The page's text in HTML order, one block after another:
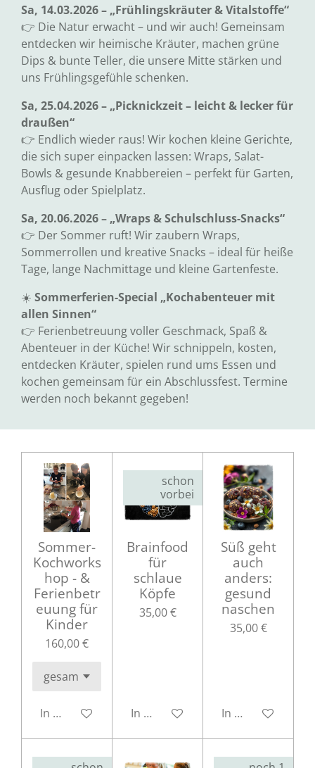
Sa, 14.03.2026 – „Frühlingskräuter & Vitalstoffe“
👉 Die Natur erwacht – und wir auch! Gemeinsam
entdecken wir heimische Kräuter, machen grüne
Dips & bunte Teller, die unsere Mitte stärken und
uns Frühlingsgefühle schenken.
Sa, 25.04.2026 – „Picknickzeit – leicht & lecker für
draußen“
👉 Endlich wieder raus! Wir kochen kleine Gerichte,
die sich super einpacken lassen: Wraps, Salat-
Bowls & gesunde Knabbereien – perfekt für Garten,
Ausflug oder Spielplatz.
Sa, 20.06.2026 – „Wraps & Schulschluss-Snacks“
👉 Der Sommer ruft! Wir zaubern Wraps,
Sommerrollen und kreative Snacks – ideal für heiße
Tage, lange Nachmittage und kleine Gartenfeste.
☀️ Sommerferien-Special „Kochabenteuer mit
allen Sinnen“
👉 Ferienbetreuung voller Geschmack, Spaß &
Abenteuer in der Küche! Wir schnippeln, kosten,
entdecken Kräuter, spielen rund ums Essen und
kochen gemeinsam für ein Abschlussfest. Termine
werden noch bekannt gegeben!
Sommer-
Kochworks
hop - &
Ferienbetr
euung für
Kinder
160,00 €
In den Warenkorb
schon
vorbei
Brainfood
für
schlaue
Köpfe
35,00 €
In den Warenkorb
Süß geht
auch
anders:
gesund
naschen
35,00 €
In den